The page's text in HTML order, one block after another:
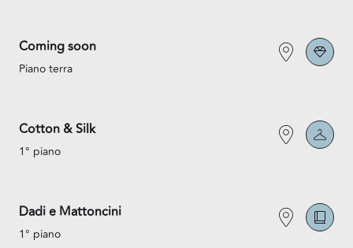
Coming soon
Piano terra
Cotton & Silk
1° piano
Dadi e Mattoncini
1° piano